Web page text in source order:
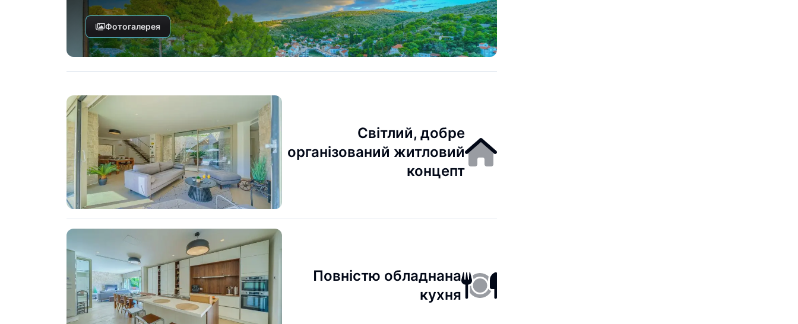
Фотогалерея
Світлий, добре
організований житловий
концепт
Повністю обладнана
кухня